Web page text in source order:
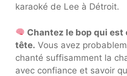
karaoké de Lee à Détroit.
Chantez le bop qui
tête. Vous avez
chanté suffisamment la
avec confiance et savoir